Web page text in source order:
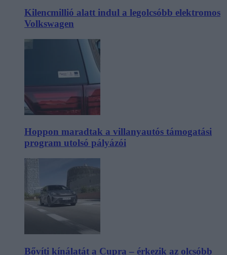
Kilencmillió alatt indul a legolcsóbb elektromos
Volkswagen
Hoppon maradtak a villanyautós támogatási
program utolsó pályázói
Bővíti kínálatát a Cupra – érkezik az olcsóbb